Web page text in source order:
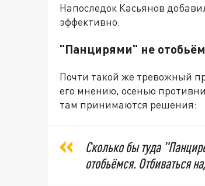
Напоследок Касьянов
эффективно.
"Панцирями" не
Почти такой же тревожный
его мнению, осенью
там принимаются решения:
Сколько бы туда
отобьёмся. Отбиваться